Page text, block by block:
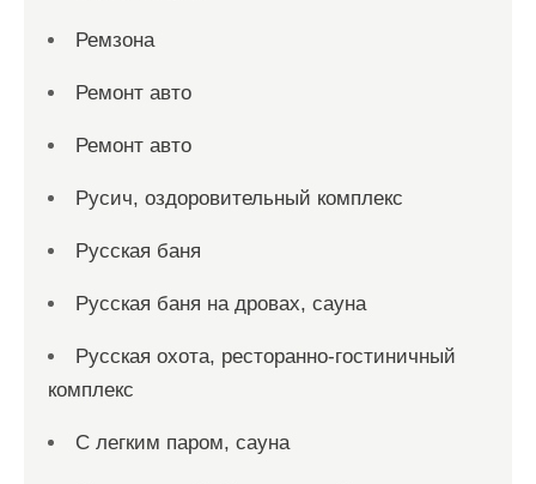
Ремзона
Ремонт авто
Ремонт авто
Русич, оздоровительный комплекс
Русская баня
Русская баня на дровах, сауна
Русская охота, ресторанно-гостиничный
комплекс
С легким паром, сауна